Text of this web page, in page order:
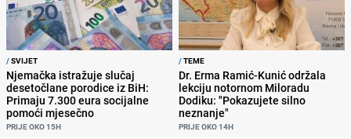
/SVIJET
Njemačka istražuje slučaj
desetočlane porodice iz BiH:
Primaju 7.300 eura socijalne
pomoći mjesečno
PRIJE OKO 15H
/TEME
Dr. Erma Ramić-Kunić održala
lekciju notornom Miloradu
Dodiku: "Pokazujete silno
neznanje"
PRIJE OKO 14H